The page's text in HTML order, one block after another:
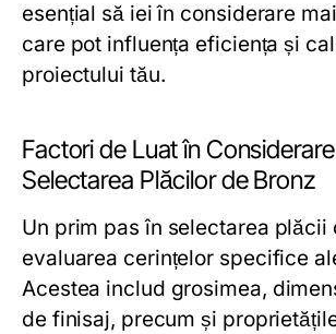
esențial să iei în considerare
care pot influența eficiența și
proiectului tău.
Factori de Luat în
Selectarea Plăcilor de Bronz
Un prim pas în selectarea plăcii
evaluarea cerințelor specifice
Acestea includ grosimea,
de finisaj, precum și